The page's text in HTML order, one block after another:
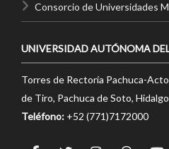
Consorcio de Universidades
UNIVERSIDAD AUTÓNOMA
Torres de Rectoría Pachuca-
de Tiro, Pachuca de Soto,
Teléfono: +52 (771)7172000